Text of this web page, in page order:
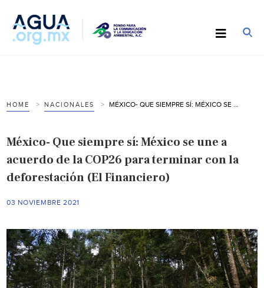
HOME NACIONALES
México- Que siempre sí: México se une a
acuerdo de la COP26 para terminar con la
deforestación (El Financiero)
03 NOVIEMBRE 2021